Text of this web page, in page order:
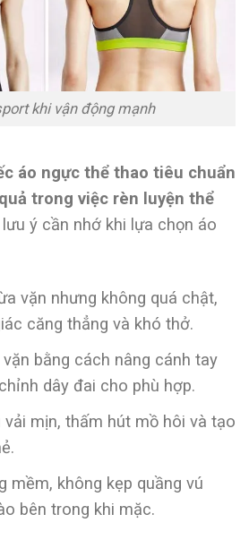
khi vận động mạnh
áo ngực thể thao tiêu chuẩn
trong việc rèn luyện thể
ý cần nhớ khi lựa chọn áo
vặn nhưng không quá chật,
căng thẳng và khó thở.
bằng cách nâng cánh tay
dây đai cho phù hợp.
vải mịn, thấm hút mồ hôi và tạo
mềm, không kẹp quầng vú
bên trong khi mặc.